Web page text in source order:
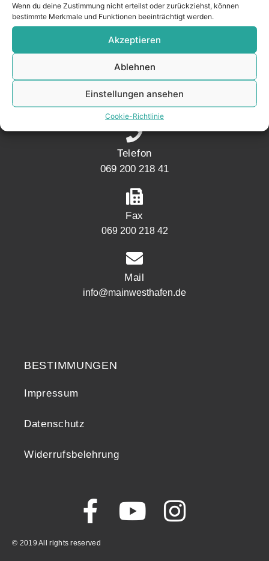
Wenn du deine Zustimmung nicht erteilst oder zurückziehst, können
bestimmte Merkmale und Funktionen beeinträchtigt werden.
Akzeptieren
Ablehnen
Einstellungen ansehen
Cookie-Richtlinie
Adresse
Mainwesthafen Immobilien Speicherstraße 5
60327 Frankfurt
Telefon
069 200 218 41
Fax
069 200 218 42
Mail
info@mainwesthafen.de
BESTIMMUNGEN
Impressum
Datenschutz
Widerrufsbelehrung
© 2019 All rights reserved